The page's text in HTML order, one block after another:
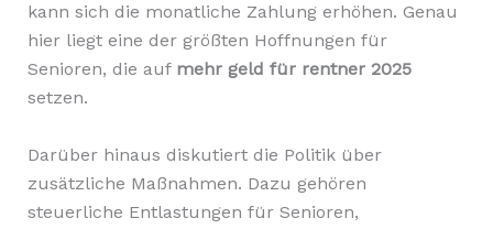
kann sich die monatliche Zahlung erhöhen. Genau
hier liegt eine der größten Hoffnungen für
Senioren, die auf mehr geld für rentner 2025
setzen.
Darüber hinaus diskutiert die Politik über
zusätzliche Maßnahmen. Dazu gehören
steuerliche Entlastungen für Senioren,